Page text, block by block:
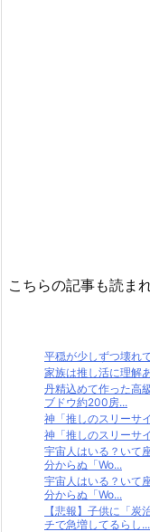
こちらの記事も読ま
平穏が少しずつ壊れ
家族は推し活に理解
丹精込めて作った高
ブドウ約200房...
神「推しのスリーサ
神「推しのスリーサ
宇宙人はいる？いて
分からぬ「Wo...
宇宙人はいる？いて
分からぬ「Wo...
【悲報】子供に「
チで急増してるらし...